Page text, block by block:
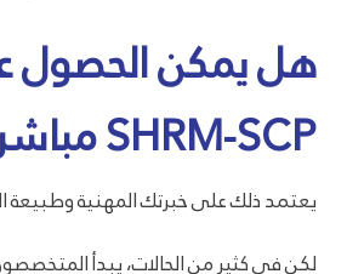
هل يمكن الحصول
SHRM-SCP مباشرة؟
يعتمد ذلك على خبرتك المهنية وطبيعة